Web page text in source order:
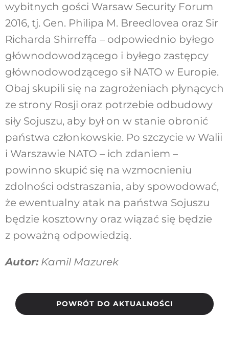
wybitnych gości Warsaw Security Forum
2016, tj. Gen. Philipa M. Breedlovea oraz Sir
Richarda Shirreffa – odpowiednio byłego
głównodowodzącego i byłego zastępcy
głównodowodzącego sił NATO w Europie.
Obaj skupili się na zagrożeniach płynących
ze strony Rosji oraz potrzebie odbudowy
siły Sojuszu, aby był on w stanie obronić
państwa członkowskie. Po szczycie w Walii
i Warszawie NATO – ich zdaniem –
powinno skupić się na wzmocnieniu
zdolności odstraszania, aby spowodować,
że ewentualny atak na państwa Sojuszu
będzie kosztowny oraz wiązać się będzie
z poważną odpowiedzią.
Autor:Kamil Mazurek
POWRÓT DO AKTUALNOŚCI